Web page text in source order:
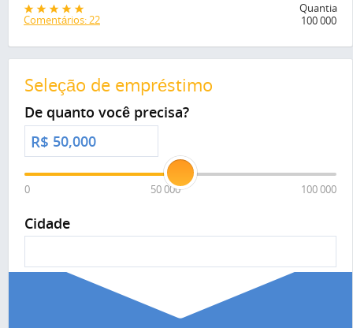
Comentários: 22
Quantia
100 000
Seleção de empréstimo
De quanto você precisa?
R$
0 50 000 100 000
Cidade